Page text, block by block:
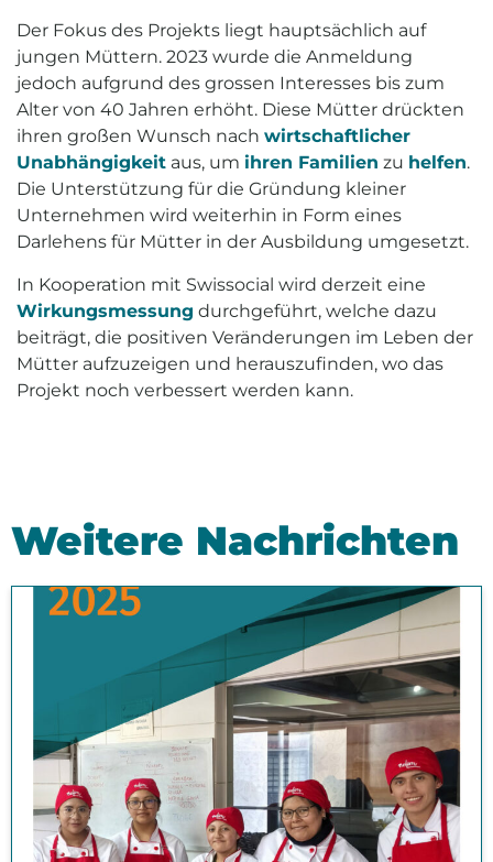
Der Fokus des Projekts liegt hauptsächlich auf
jungen Müttern. 2023 wurde die Anmeldung
jedoch aufgrund des grossen Interesses bis zum
Alter von 40 Jahren erhöht. Diese Mütter drückten
ihren großen Wunsch nach wirtschaftlicher
Unabhängigkeit aus, um ihren Familien zu helfen.
Die Unterstützung für die Gründung kleiner
Unternehmen wird weiterhin in Form eines
Darlehens für Mütter in der Ausbildung umgesetzt.
In Kooperation mit Swissocial wird derzeit eine
Wirkungsmessung durchgeführt, welche dazu
beiträgt, die positiven Veränderungen im Leben der
Mütter aufzuzeigen und herauszufinden, wo das
Projekt noch verbessert werden kann.
Weitere Nachrichten